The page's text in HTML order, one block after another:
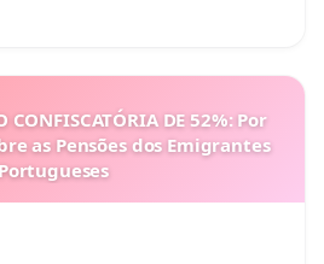
CONFISCATÓRIA DE 52%: Por
as Pensões dos Emigrantes
Portugueses